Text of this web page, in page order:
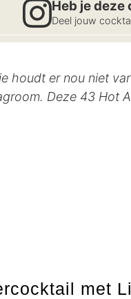
houdt er nou niet
Deze 43 Hot
Heb je deze
Deel jouw
met